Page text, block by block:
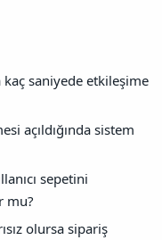
kaç saniyede etkileşime
açıldığında sistem
sepetini
mu?
olursa sipariş